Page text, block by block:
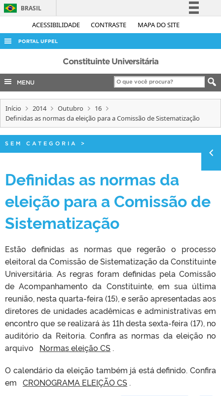
ACESSIBILIDADE CONTRASTE MAPA DO SITE
BRASIL
Simplifique!
Legislação
Canais
PORTAL UFPEL
ACESSO À INFORMAÇÃO
AUDITORIA
COBALTO
CONCURSOS
INTERNACIONAL
PORTARIAS
Constituinte Universitária
MENU
Início 2014 Outubro
16
Definidas as normas da eleição para a Comissão de Sistematização
SEM CATEGORIA >
Definidas as normas da
eleição para a Comissão de
Sistematização
Estão definidas as normas que regerão o processo
eleitoral da Comissão de Sistematização da Constituinte
Universitária. As regras foram definidas pela Comissão
de Acompanhamento da Constituinte, em sua última
reunião, nesta quarta-feira (15), e serão apresentadas aos
diretores de unidades acadêmicas e administrativas em
encontro que se realizará às 11h desta sexta-feira (17), no
auditório da Reitoria. Confira as normas da eleição no
arquivo Normas eleição CS .
O calendário da eleição também já está definido. Confira
em CRONOGRAMA ELEIÇÃO CS .